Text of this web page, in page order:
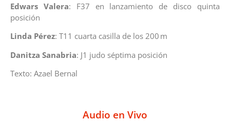
Edwars Valera: F37 en lanzamiento de disco quinta
posición
Linda Pérez: T11 cuarta casilla de los 200 m
Danitza Sanabria: J1 judo séptima posición
Texto: Azael Bernal
Audio en Vivo